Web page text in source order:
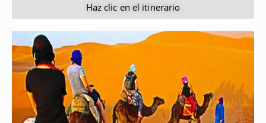
Haz clic en el itinerario